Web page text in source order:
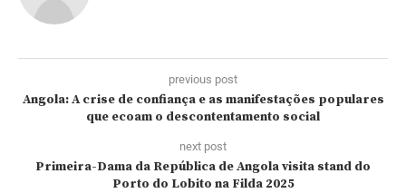
previous post
Angola: A crise de confiança e as manifestações populares
que ecoam o descontentamento social
next post
Primeira-Dama da República de Angola visita stand do
Porto do Lobito na Filda 2025